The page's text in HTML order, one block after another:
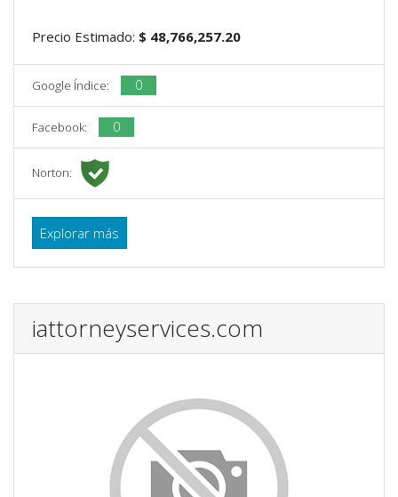
Precio Estimado: $ 48,766,257.20
Google Índice: 0
Facebook: 0
Norton:
Explorar más
iattorneyservices.com